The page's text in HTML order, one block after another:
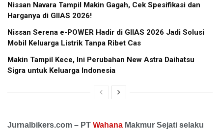
Nissan Navara Tampil Makin Gagah, Cek Spesifikasi dan
Harganya di GIIAS 2026!
Nissan Serena e-POWER Hadir di GIIAS 2026 Jadi Solusi
Mobil Keluarga Listrik Tanpa Ribet Cas
Makin Tampil Kece, Ini Perubahan New Astra Daihatsu
Sigra untuk Keluarga Indonesia
Jurnalbikers.com – PT Wahana Makmur Sejati selaku